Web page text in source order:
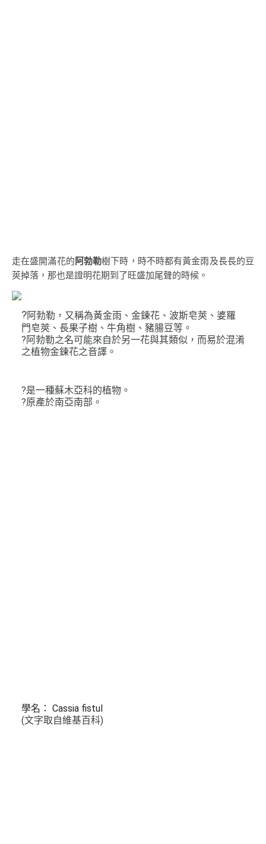
走在盛開滿花的阿勃勒樹下時，時不時都有黃金雨及長長的豆
莢掉落，那也是證明花期到了旺盛加尾聲的時候。
?阿勃勒，又稱為黃金雨、金鍊花、波斯皂莢、婆羅
門皂莢、長果子樹、牛角樹、豬腸豆等。
?阿勃勒之名可能來自於另一花與其類似，而易於混淆
之植物金鍊花之音譯。
?是一種蘇木亞科的植物。
?原產於南亞南部。
學名： Cassia fistul
(文字取自維基百科)